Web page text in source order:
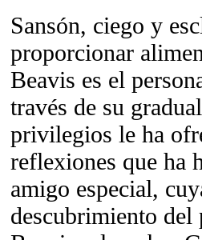
Sansón, ciego y
proporcionar
Beavis es el
través de su
privilegios le ha
reflexiones que ha
amigo especial,
descubrimiento